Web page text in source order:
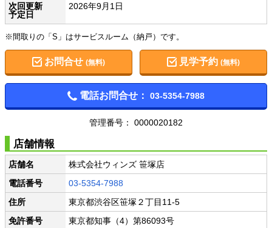
次回更新
予定日
2026年9月1日
※間取りの「S」はサービスルーム（納戸）です。
お問合せ (無料) 見学予約(無料)
電話お問合せ： 03-5354-7988
管理番号： 0000020182
店舗情報
店舗名
株式会社ウィンズ 笹塚店
電話番号
03-5354-7988
住所
東京都渋谷区笹塚２丁目11-5
免許番号
東京都知事（4）第86093号